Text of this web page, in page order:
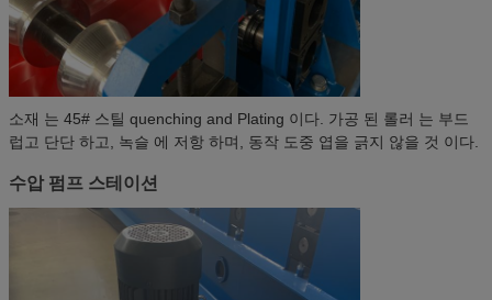
소재 는 45# 스틸 quenching and Plating 이다. 가공 된 롤러 는 부드
럽고 단단 하고, 녹슬 에 저항 하며, 동작 도중 엽을 긁지 않을 것 이다.
수압 펌프 스테이션